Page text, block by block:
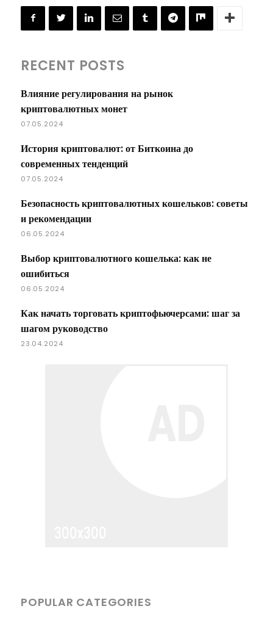
RECENT POSTS
Влияние регулирования на рынок
криптовалютных монет
07.05.2024
История криптовалют: от Биткоина до
современных тенденций
07.05.2024
Безопасность криптовалютных кошельков: советы
и рекомендации
06.05.2024
Выбор криптовалютного кошелька: как не
ошибиться
06.05.2024
Как начать торговать криптофьючерсами: шаг за
шагом руководство
23.04.2024
POPULAR CATEGORIES